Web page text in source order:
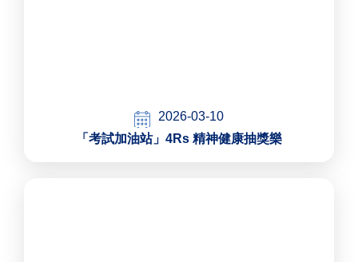
2026-03-10
「考試加油站」4Rs 精神健康抽獎樂